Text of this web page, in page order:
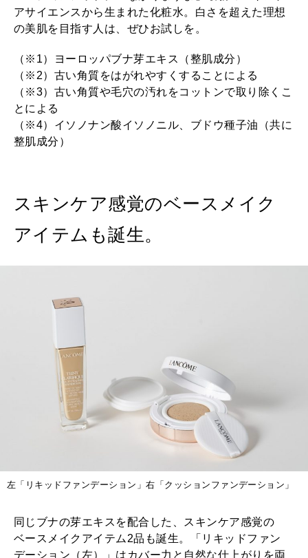
アサイエンスから生まれた化粧水。白さを超えた理想
の美肌を目指す人は、ぜひお試しを。
（※1）ヨーロッパブナ芽エキス（整肌成分）
（※2）古い角質をはがれやすくすることによる
（※3）古い角質や毛穴の汚れをコットンで取り除くこ
とによる
（※4）イソノナン酸イソノニル、ブドウ種子油（共に
整肌成分）
スキンケア感覚のベースメイク
アイテムも誕生。
左「リキッドファンデーション」右「クッションファンデーション」
同じブナの芽エキスを配合した、スキンケア感覚の
ベースメイクアイテム2品も誕生。「リキッドファン
デーション（左）」はカバー力と自然な仕上がりを両